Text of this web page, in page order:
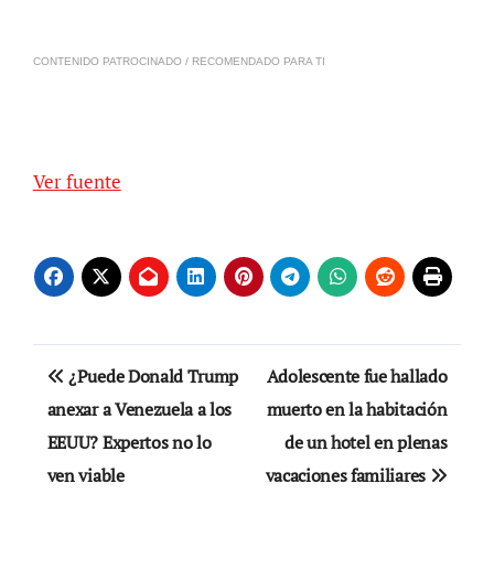
CONTENIDO PATROCINADO / RECOMENDADO PARA TI
Ver fuente
Navegación
de
entradas
¿Puede Donald Trump
anexar a Venezuela a los
EEUU? Expertos no lo
ven viable
Adolescente fue hallado
muerto en la habitación
de un hotel en plenas
vacaciones familiares